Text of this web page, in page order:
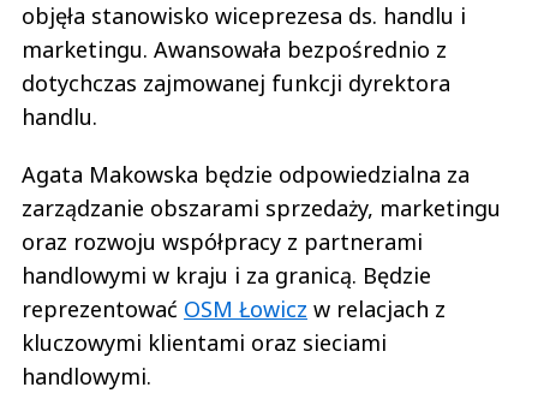
objęła stanowisko wiceprezesa ds. handlu i
marketingu. Awansowała bezpośrednio z
dotychczas zajmowanej funkcji dyrektora
handlu.
Agata Makowska będzie odpowiedzialna za
zarządzanie obszarami sprzedaży, marketingu
oraz rozwoju współpracy z partnerami
handlowymi w kraju i za granicą. Będzie
reprezentować OSM Łowicz w relacjach z
kluczowymi klientami oraz sieciami
handlowymi.